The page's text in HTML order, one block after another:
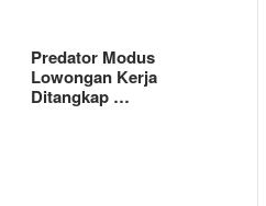
Predator Modus
Lowongan Kerja
Ditangkap …